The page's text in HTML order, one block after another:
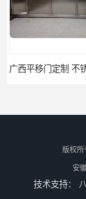
广西平移门定制 不锈钢平移门 别墅平移门
版权所
安
技术支持：